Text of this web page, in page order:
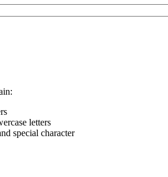
letters
special character